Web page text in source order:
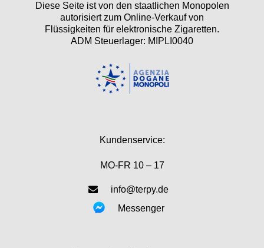
Diese Seite ist von den staatlichen Monopolen
autorisiert zum Online-Verkauf von
Flüssigkeiten für elektronische Zigaretten.
ADM Steuerlager: MIPLI0040
Kundenservice:
MO-FR 10 – 17
info@terpy.de
Messenger